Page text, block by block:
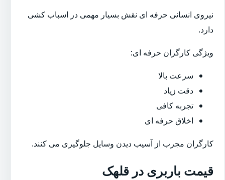
نیروی انسانی حرفه ای نقش بسیار مهمی در اسباب کشی
دارد.
ویژگی کارگران حرفه ای:
سرعت بالا
دقت زیاد
تجربه کافی
اخلاق حرفه ای
کارگران مجرب از آسیب دیدن وسایل جلوگیری می کنند.
قیمت باربری در قلهک